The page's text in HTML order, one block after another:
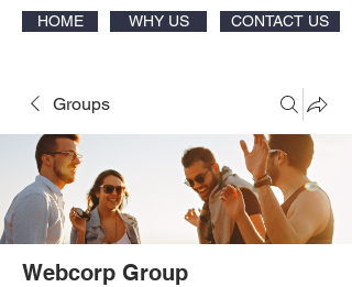
HOME WHY US CONTACT US
Groups
Webcorp Group